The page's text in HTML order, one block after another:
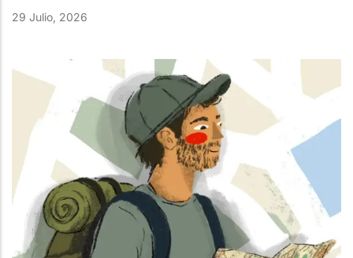
29 Julio, 2026